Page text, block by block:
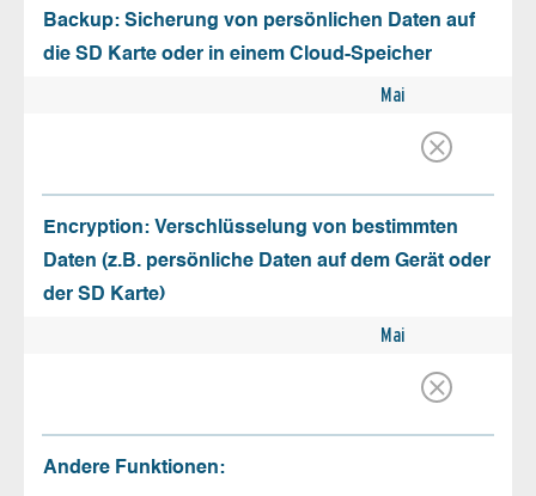
Backup: Sicherung von persönlichen Daten auf
die SD Karte oder in einem Cloud-Speicher
Mai
Encryption: Verschlüsselung von bestimmten
Daten (z.B. persönliche Daten auf dem Gerät oder
der SD Karte)
Mai
Andere Funktionen: